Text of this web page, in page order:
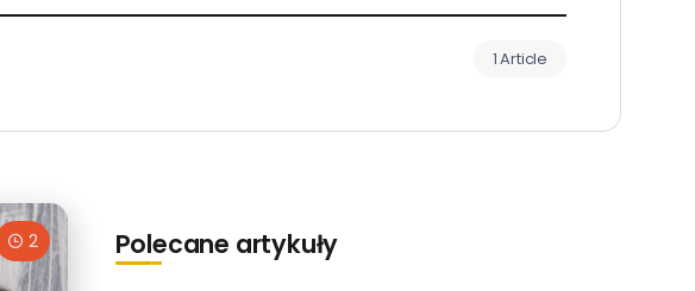
1 Article
2 Polecane artykuły